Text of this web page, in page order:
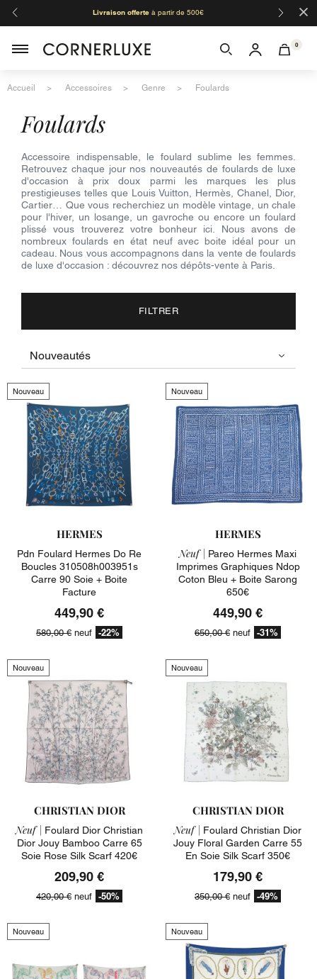
Livraison offerteà partir de 500€ ×
0
Accueil Accessoires Genre Foulards
foulards
Accessoire indispensable, le foulard sublime les femmes.
Retrouvez chaque jour nos nouveautés de foulards de luxe
d'occasion à prix doux parmi les marques les plus
prestigieuses telles que Louis Vuitton, Hermès, Chanel, Dior,
Cartier… Que vous recherchiez un modèle vintage, un chale
pour l'hiver, un losange, un gavroche ou encore un foulard
plissé vous trouverez votre bonheur ici. Nous avons de
nombreux foulards en état neuf avec boite idéal pour un
cadeau. Nous vous accompagnons dans la vente de foulards
de luxe d'occasion : découvrez nos dépôts-vente à Paris.
FILTRER
Nouveau
HERMES
Pdn Foulard Hermes Do Re
Boucles 310508h003951s
Carre 90 Soie + Boite
Facture
449,90 €
580,00 € neuf -22%
Nouveau
HERMES
Neuf | Pareo Hermes Maxi
Imprimes Graphiques Ndop
Coton Bleu + Boite Sarong
650€
449,90 €
650,00 € neuf -31%
Nouveau
CHRISTIAN DIOR
Neuf | Foulard Dior Christian
Dior Jouy Bamboo Carre 65
Soie Rose Silk Scarf 420€
209,90 €
420,00 € neuf -50%
Nouveau
CHRISTIAN DIOR
Neuf | Foulard Christian Dior
Jouy Floral Garden Carre 55
En Soie Silk Scarf 350€
179,90 €
350,00 € neuf -49%
Nouveau Nouveau